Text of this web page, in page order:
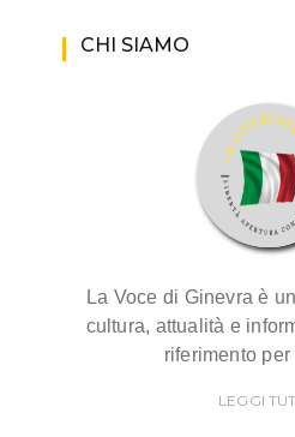
CHI SIAMO
La Voce di Ginevra è
cultura, attualità e
riferimento
LEGGI